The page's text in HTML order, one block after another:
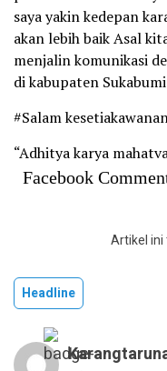
saya yakin kedepan
akan lebih baik Asal
menjalin komunikasi
di kabupaten
#Salam
“Adhitya karya
Facebook
Artikel ini
Headline